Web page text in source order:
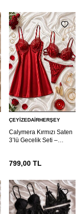
ÇEYIZEDAIRHERŞEY
Calymera Kırmızı Saten
3’lü Gecelik Seti –
799,00 TL